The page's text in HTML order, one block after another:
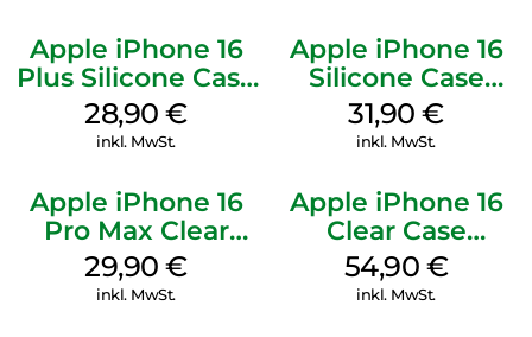
Apple iPhone 16
Plus Silicone Case
MagSafe Black
28,90€
inkl. MwSt.
Apple iPhone 16
Silicone Case
MagSafe Fuchsia
31,90€
inkl. MwSt.
Apple iPhone 16
Pro Max Clear
Case MagSafe
Transparent
29,90€
inkl. MwSt.
Apple iPhone 16
Clear Case
MagSafe
Transparent
54,90 €
inkl. MwSt.